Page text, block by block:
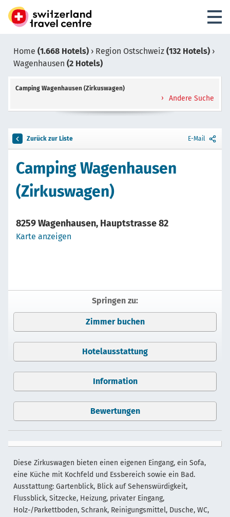
Home (1.668 Hotels) › Region Ostschweiz (132 Hotels) ›
Wagenhausen (2 Hotels)
Camping Wagenhausen (Zirkuswagen)
Andere Suche
Zurück zur Liste E-Mail
Camping Wagenhausen
(Zirkuswagen)
8259 Wagenhausen, Hauptstrasse 82
Karte anzeigen
Springen zu:
Zimmer buchen
Hotelausstattung
Information
Bewertungen
Diese Zirkuswagen bieten einen eigenen Eingang, ein Sofa,
eine Küche mit Kochfeld und Essbereich sowie ein Bad.
Ausstattung: Gartenblick, Blick auf Sehenswürdigkeit,
Flussblick, Sitzecke, Heizung, privater Eingang,
Holz-/Parkettboden, Schrank, Reinigungsmittel, Dusche, WC,